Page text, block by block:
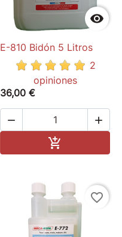

E-810 Bidón 5 Litros
2
opiniones
36,00 €
 

favorite_border